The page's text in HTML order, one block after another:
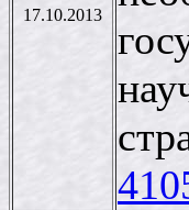
17.10.2013